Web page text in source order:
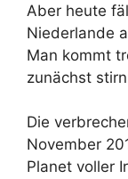
Aber heute
Niederlande
Man kommt
zunächst
Die
November
Planet voller